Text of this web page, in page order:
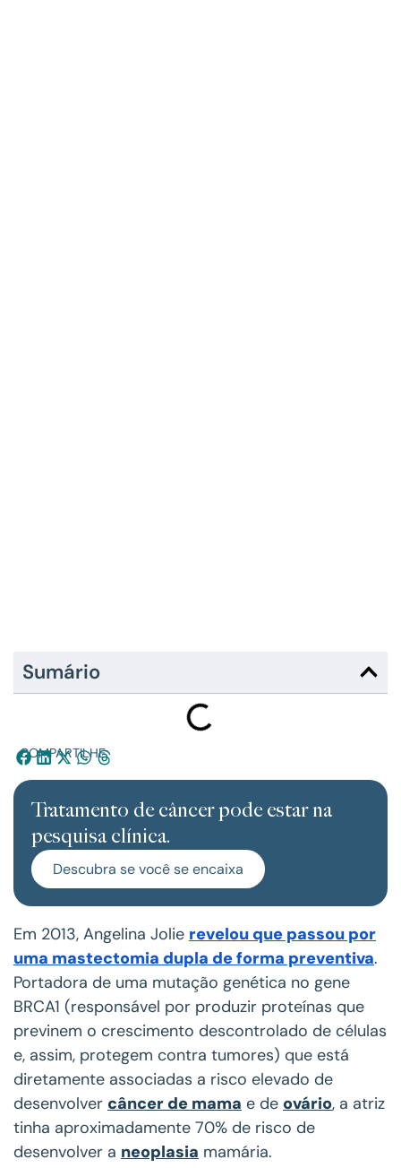
Sumário
COMPARTILHE:
Tratamento de câncer pode estar na
pesquisa clínica.
Descubra se você se encaixa
Em 2013, Angelina Jolie revelou que passou por
uma mastectomia dupla de forma preventiva.
Portadora de uma mutação genética no gene
BRCA1 (responsável por produzir proteínas que
previnem o crescimento descontrolado de células
e, assim, protegem contra tumores) que está
diretamente associadas a risco elevado de
desenvolver câncer de mama e de ovário, a atriz
tinha aproximadamente 70% de risco de
desenvolver a neoplasia mamária.